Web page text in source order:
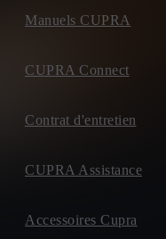
Manuels CUPRA
CUPRA Connect
Contrat d'entretien
CUPRA Assistance
Accessoires Cupra